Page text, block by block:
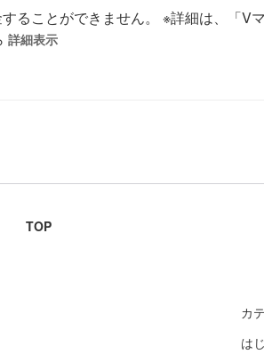
ることができません。 ※詳細は、「V
詳細表示
TOP
カ
は